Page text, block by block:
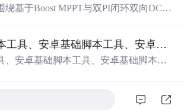
project目录，执行npm test验证算法，
方截图、论文、生产日志或其他受限素
、AI应用工程、测试审计和课程实践。
绕基于Boost MPPT与双PI闭环双向DC-D
涵盖光伏阵列、最大功率点跟踪（MPP
DC变换器及储能电池的整体系统架
统在光照强度与环境温度双重扰动下的
能，验证了所提出模型的准确性与控制
安卓基础脚本工具、安卓基础脚本工具、安卓基础脚本工具
、安卓基础脚本工具、安卓基础脚本工